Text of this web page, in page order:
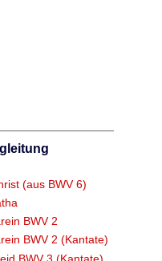
(aus BWV 6)
BWV 2
BWV 2 (Kantate)